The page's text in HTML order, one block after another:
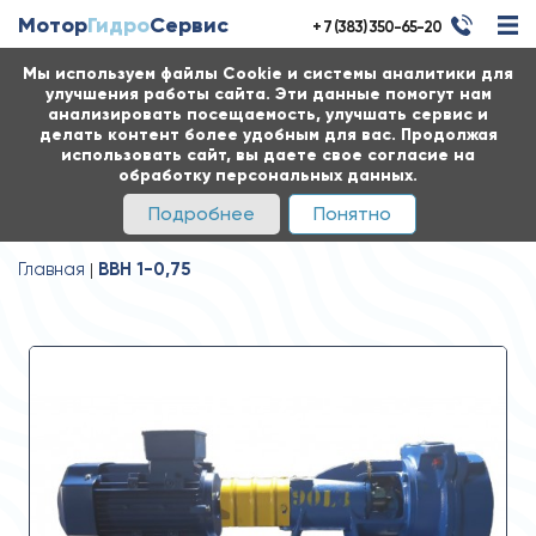
Мы используем файлы Cookie и системы аналитики для
улучшения работы сайта. Эти данные помогут нам
анализировать посещаемость, улучшать сервис и
делать контент более удобным для вас. Продолжая
использовать сайт, вы даете свое согласие на
обработку персональных данных.
Подробнее Понятно
МоторГидроСервис + 7 (383) 350-65-20
Главная ВВН 1-0,75